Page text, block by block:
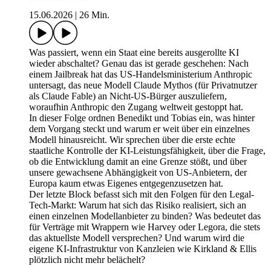
15.06.2026
26 Min.
Was passiert, wenn ein Staat eine bereits ausgerollte KI
wieder abschaltet? Genau das ist gerade geschehen: Nach
einem Jailbreak hat das US-Handelsministerium Anthropic
untersagt, das neue Modell Claude Mythos (für Privatnutzer
als Claude Fable) an Nicht-US-Bürger auszuliefern,
woraufhin Anthropic den Zugang weltweit gestoppt hat.
In dieser Folge ordnen Benedikt und Tobias ein, was hinter
dem Vorgang steckt und warum er weit über ein einzelnes
Modell hinausreicht. Wir sprechen über die erste echte
staatliche Kontrolle der KI-Leistungsfähigkeit, über die Frage,
ob die Entwicklung damit an eine Grenze stößt, und über
unsere gewachsene Abhängigkeit von US-Anbietern, der
Europa kaum etwas Eigenes entgegenzusetzen hat.
Der letzte Block befasst sich mit den Folgen für den Legal-
Tech-Markt: Warum hat sich das Risiko realisiert, sich an
einen einzelnen Modellanbieter zu binden? Was bedeutet das
für Verträge mit Wrappern wie Harvey oder Legora, die stets
das aktuellste Modell versprechen? Und warum wird die
eigene KI-Infrastruktur von Kanzleien wie Kirkland & Ellis
plötzlich nicht mehr belächelt?